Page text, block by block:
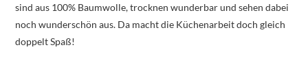
sind aus 100% Baumwolle, trocknen wunderbar und sehen dabei
noch wunderschön aus. Da macht die Küchenarbeit doch gleich
doppelt Spaß!